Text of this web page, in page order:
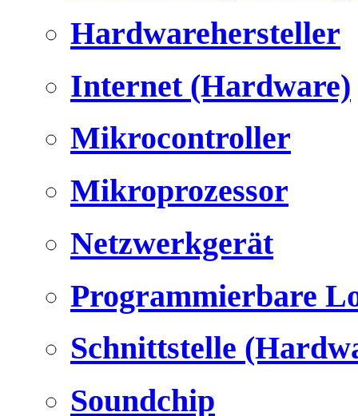
Hardwarehersteller
Internet (Hardware)
Mikrocontroller
Mikroprozessor
Netzwerkgerät
Programmierbare
Schnittstelle
Soundchip